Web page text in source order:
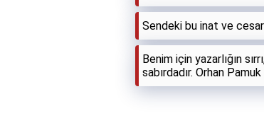
Sendeki bu inat ve
Benim için yazarlığın
sabırdadır. Orhan Pamuk